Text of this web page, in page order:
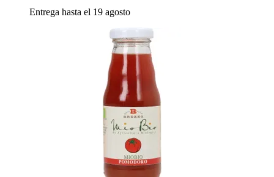
Entrega hasta el 19 agosto